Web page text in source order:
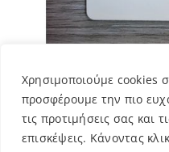
Χρησιμοποιούμε cookies
προσφέρουμε την πιο
τις προτιμήσεις σας και
επισκέψεις. Κάνοντας
Μπρελόκ Καρδιά-
3,00€